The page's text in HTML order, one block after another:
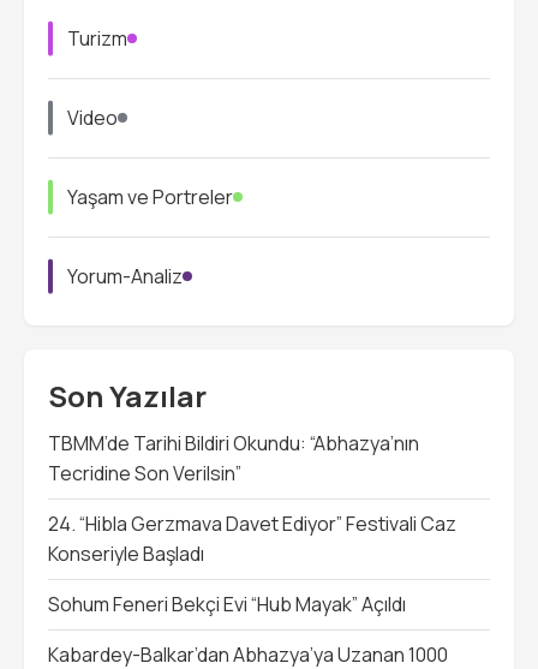
Turizm
Video
Yaşam ve Portreler
Yorum-Analiz
Son Yazılar
TBMM’de Tarihi Bildiri Okundu: “Abhazya’nın
Tecridine Son Verilsin”
24. “Hibla Gerzmava Davet Ediyor” Festivali Caz
Konseriyle Başladı
Sohum Feneri Bekçi Evi “Hub Mayak” Açıldı
Kabardey-Balkar’dan Abhazya’ya Uzanan 1000